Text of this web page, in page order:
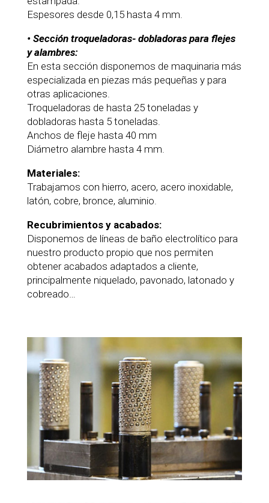
Espesores desde 0,15 hasta 4 mm.
• Sección troqueladoras- dobladoras para flejes
y alambres:
En esta sección disponemos de maquinaria más
especializada en piezas más pequeñas y para
otras aplicaciones.
Troqueladoras de hasta 25 toneladas y
dobladoras hasta 5 toneladas.
Anchos de fleje hasta 40 mm
Diámetro alambre hasta 4 mm.
Materiales:
Trabajamos con hierro, acero, acero inoxidable,
latón, cobre, bronce, aluminio.
Recubrimientos y acabados:
Disponemos de líneas de baño electrolítico para
nuestro producto propio que nos permiten
obtener acabados adaptados a cliente,
principalmente niquelado, pavonado, latonado y
cobreado…